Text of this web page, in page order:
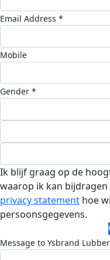
Email Address *
Mobile
Gender *
Ik blijf graag op de
waarop ik kan bijdragen
privacy statement hoe
persoonsgegevens.
Message to Ysbrand